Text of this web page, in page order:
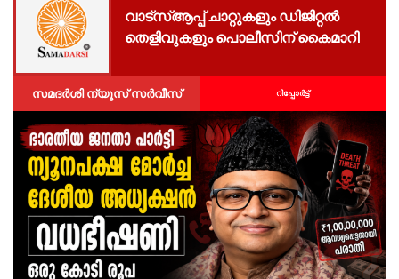
വാട്സ്ആപ്പ് ചാറ്റുകളും ഡിജിറ്റൽ
തെളിവുകളും പൊലീസിന് കൈമാറി
സമദർശി ന്യൂസ് സർവീസ് റിപ്പോര്‍ട്ട്